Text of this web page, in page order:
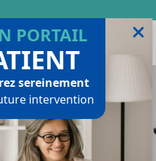
PORTAIL
sereinement
intervention